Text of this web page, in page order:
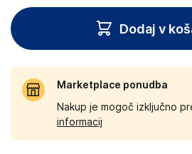
Dodaj v
Marketplace ponudba
Nakup je mogoč izključno
informacij